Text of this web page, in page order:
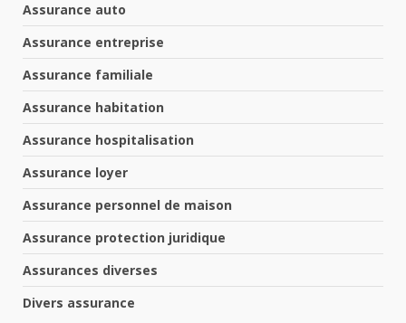
Assurance auto
Assurance entreprise
Assurance familiale
Assurance habitation
Assurance hospitalisation
Assurance loyer
Assurance personnel de maison
Assurance protection juridique
Assurances diverses
Divers assurance